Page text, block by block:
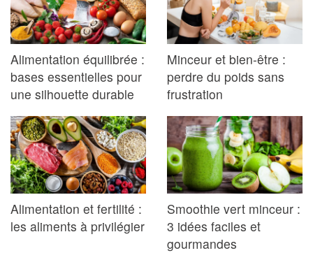
Alimentation équilibrée :
bases essentielles pour
une silhouette durable
Minceur et bien-être :
perdre du poids sans
frustration
Alimentation et fertilité :
les aliments à privilégier
Smoothie vert minceur :
3 idées faciles et
gourmandes